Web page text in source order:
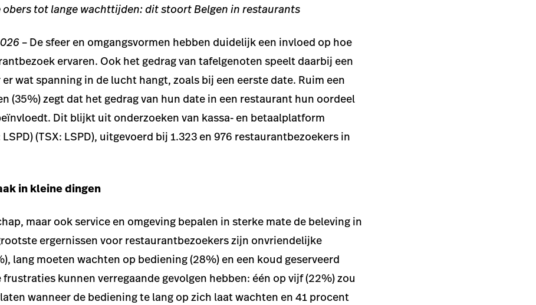
obers tot lange wachttijden: dit stoort Belgen in restaurants
– De sfeer en omgangsvormen hebben duidelijk een invloed op hoe
ervaren. Ook het gedrag van tafelgenoten speelt daarbij een
wat spanning in de lucht hangt, zoals bij een eerste date. Ruim een
(35%) zegt dat het gedrag van hun date in een restaurant hun oordeel
Dit blijkt uit onderzoeken van kassa- en betaalplatform
LSPD) (TSX: LSPD), uitgevoerd bij 1.323 en 976 restaurantbezoekers in
in kleine dingen
maar ook service en omgeving bepalen in sterke mate de beleving in
ergernissen voor restaurantbezoekers zijn onvriendelijke
lang moeten wachten op bediening (28%) en een koud geserveerd
kunnen verregaande gevolgen hebben: één op vijf (22%) zou
wanneer de bediening te lang op zich laat wachten en 41 procent